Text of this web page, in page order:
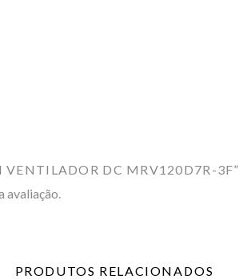
DC MRV120D7R-3F”
avaliação.
PRODUTOS RELACIONADOS